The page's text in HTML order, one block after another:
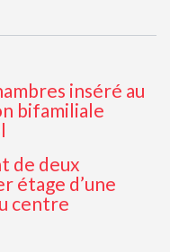
de deux
étage d’une
centre